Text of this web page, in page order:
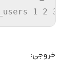
1 2 3 4
خروجی: